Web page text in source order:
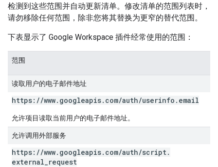
检测到这些范围并自动更新清单。修改清单的范围列表时，
请勿移除任何范围，除非您将其替换为更窄的替代范围。
下表显示了 Google Workspace 插件经常使用的范围：
范围
读取用户的电子邮件地址
https: //www. googleapis. com/auth/userinfo . email
允许项目读取当前用户的电子邮件地址。
允许调用外部服务
https: //www. googleapis. com/auth/script.
external request